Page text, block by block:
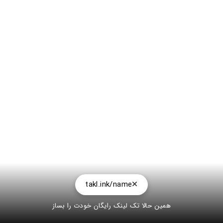
takl.ink/name
همین حالا تک لینک رایگان خودت را بساز